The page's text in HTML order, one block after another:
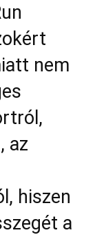
nem
az
hiszen
a